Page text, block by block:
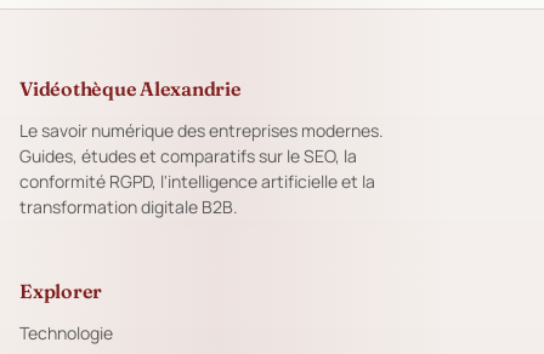
Vidéothèque Alexandrie
Le savoir numérique des entreprises modernes.
Guides, études et comparatifs sur le SEO, la
conformité RGPD, l'intelligence artificielle et la
transformation digitale B2B.
Explorer
Technologie